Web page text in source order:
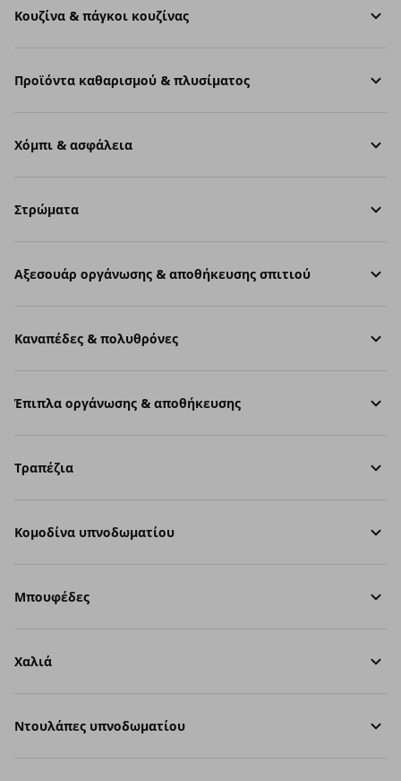
Κουζίνα & πάγκοι κουζίνας
Προϊόντα καθαρισμού & πλυσίματος
Χόμπι & ασφάλεια
Στρώματα
Aξεσουάρ οργάνωσης & αποθήκευσης σπιτιού
Καναπέδες & πολυθρόνες
Έπιπλα οργάνωσης & αποθήκευσης
Τραπέζια
Κομοδίνα υπνοδωματίου
Μπουφέδες
Χαλιά
Ντουλάπες υπνοδωματίου